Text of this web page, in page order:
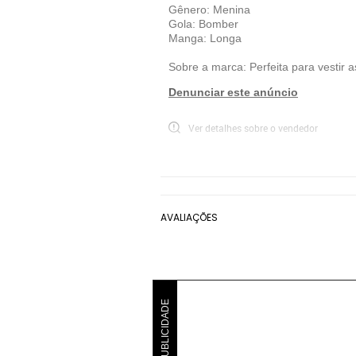
Gênero: Menina
Gola: Bomber
Manga: Longa
Sobre a marca: Perfeita para vestir
Denunciar este anúncio
Ver detalhes sobre o vendedor
AVALIAÇÕES
PUBLICIDADE